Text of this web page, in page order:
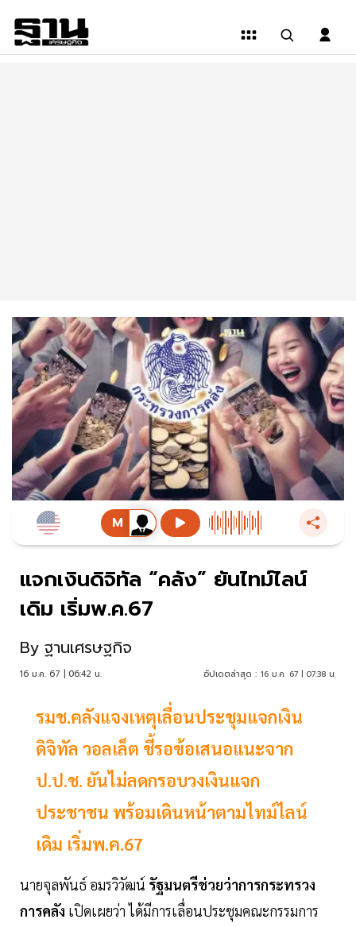
แจกเงินดิจิทัล “คลัง” ยันไทม์ไลน์
เดิม เริ่มพ.ค.67
By ฐานเศรษฐกิจ
16 ม.ค. 67 | 06:42 น. อัปเดตล่าสุด : 16 ม.ค. 67 | 07:38 น.
รมช.คลังแจงเหตุเลื่อนประชุมแจกเงิน
ดิจิทัล วอลเล็ต ชี้รอข้อเสนอแนะจาก
ป.ป.ช. ยันไม่ลดกรอบวงเงินแจก
ประชาชน พร้อมเดินหน้าตามไทม์ไลน์
เดิม เริ่มพ.ค.67
นายจุลพันธ์ อมรวิวัฒน์ รัฐมนตรีช่วยว่าการกระทรวง
การคลัง เปิดเผยว่า ได้มีการเลื่อนประชุมคณะกรรมการ